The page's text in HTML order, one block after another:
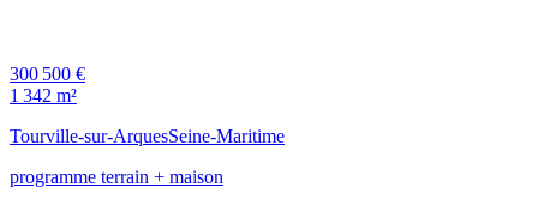
300 500 €
1 342 m²
Tourville-sur-ArquesSeine-Maritime
programme terrain + maison